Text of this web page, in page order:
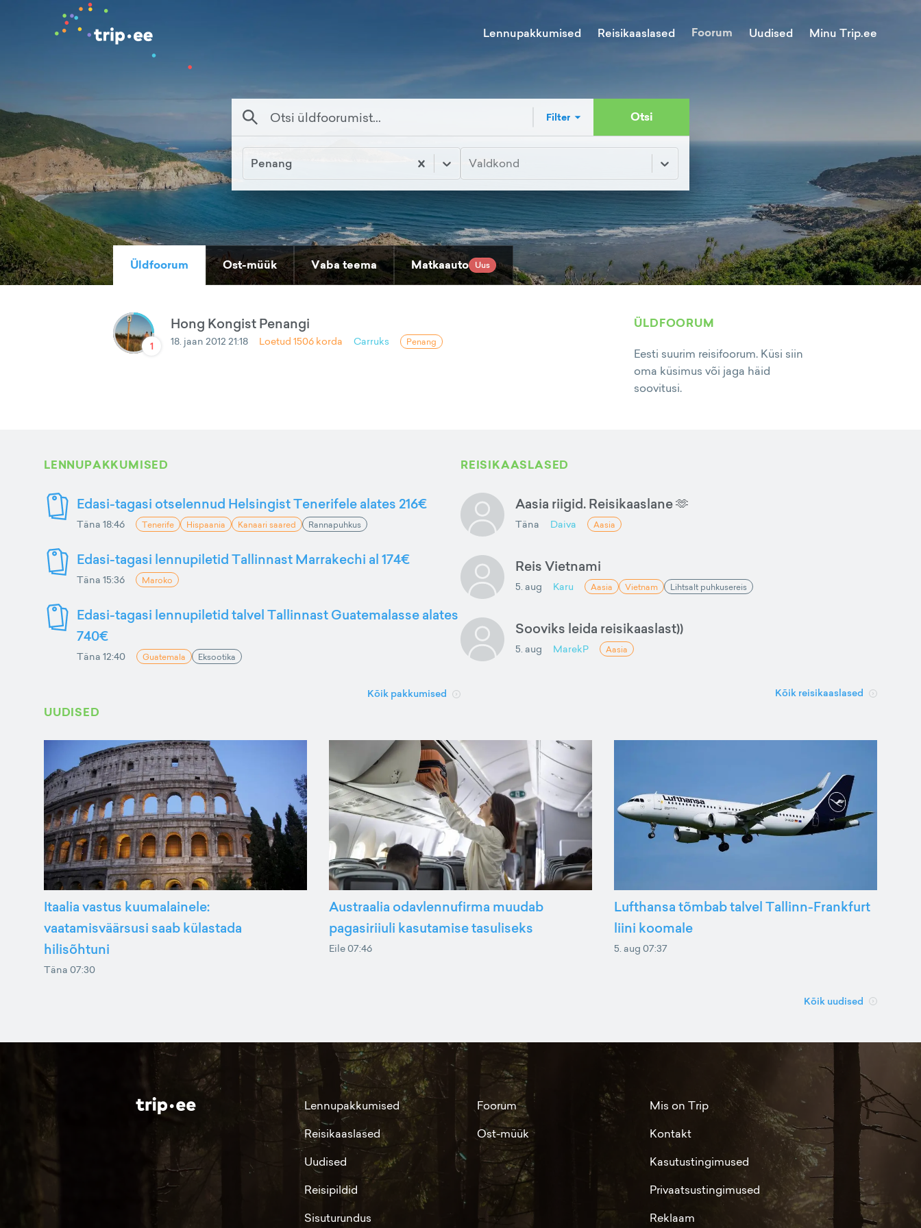
Lennupakkumised Reisikaaslased Foorum Uudised Minu Trip.ee
Filter Otsi
Penang Valdkond
Üldfoorum Ost-müük Vaba teema Matkaauto Uus
1
Hong Kongist Penangi
18. jaan 2012 21:18 Loetud1506 korda Carruks Penang
ÜLDFOORUM
Eesti suurim reisifoorum. Küsi siin
oma küsimus või jaga häid
soovitusi.
LENNUPAKKUMISED
Edasi-tagasi otselennud Helsingist Tenerifele alates 216€
Täna 18:46 Tenerife Hispaania Kanaari saared Rannapuhkus
Edasi-tagasi lennupiletid Tallinnast Marrakechi al 174€
Täna 15:36 Maroko
Edasi-tagasi lennupiletid talvel Tallinnast Guatemalasse alates
740€
Täna 12:40 Guatemala Eksootika
Kõik pakkumised
REISIKAASLASED
Aasia riigid. Reisikaaslane 🫶
Täna Daiva Aasia
Reis Vietnami
5. aug Karu Aasia Vietnam Lihtsalt puhkusereis
Sooviks leida reisikaaslast))
5. aug MarekP Aasia
Kõik reisikaaslased
UUDISED
Itaalia vastus kuumalainele:
vaatamisväärsusi saab külastada
hilisõhtuni
Täna 07:30
Austraalia odavlennufirma muudab
pagasiriiuli kasutamise tasuliseks
Eile 07:46
Lufthansa tõmbab talvel Tallinn-Frankfurt
liini koomale
5. aug 07:37
Kõik uudised
Lennupakkumised
Reisikaaslased
Uudised
Reisipildid
Sisuturundus
Foorum
Ost-müük
Mis on Trip
Kontakt
Kasutustingimused
Privaatsustingimused
Reklaam